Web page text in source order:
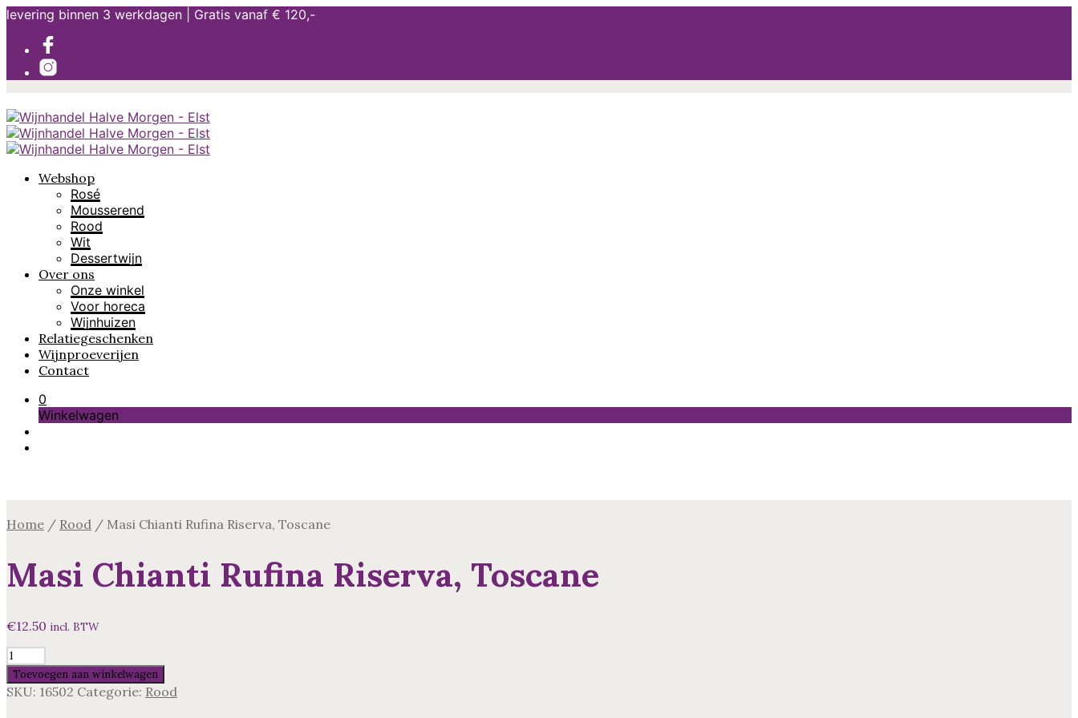
levering binnen 3 werkdagen | Gratis vanaf € 120,-
Webshop
Rosé
Mousserend
Rood
Wit
Dessertwijn
Over ons
Onze winkel
Voor horeca
Wijnhuizen
Relatiegeschenken
Wijnproeverijen
Contact
0
Winkelwagen
Home / Rood / Masi Chianti Rufina Riserva, Toscane
Masi Chianti Rufina Riserva, Toscane
€12.50 incl. BTW
Masi
Chianti
Rufina
Riserva,
Toevoegen aan winkelwagen
SKU: 16502 Categorie: Rood